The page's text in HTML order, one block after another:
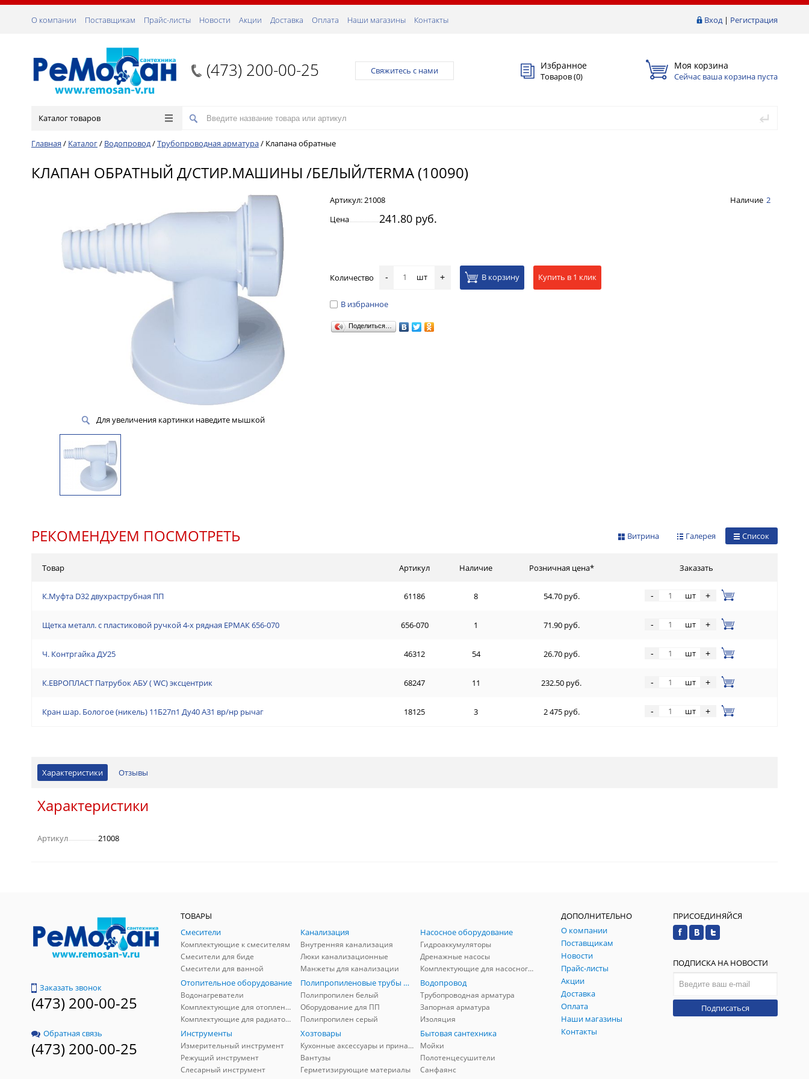
Вход| Регистрация
О компании Поставщикам Прайс-листы Новости Акции Доставка Оплата Наши магазины Контакты
(473) 200-00-25 Свяжитесь с нами Избранное
Товаров (0)
Моя корзина
Сейчас ваша корзина пуста
Каталог товаров
Главная / Каталог/ Водопровод/Трубопроводная арматура/ Клапана обратные
КЛАПАН ОБРАТНЫЙ Д/СТИР.МАШИНЫ /БЕЛЫЙ/TERMA (10090)
Для увеличения картинки наведите мышкой
Артикул: 21008 Наличие 2
Цена
241.80 руб.
Количество - шт + В корзину Купить в 1 клик
В избранное
Поделиться…
РЕКОМЕНДУЕМ ПОСМОТРЕТЬ Список
Галерея
Витрина
Товар Артикул Наличие Розничная цена* Заказать
К.Муфта D32 двухраструбная ПП 61186 8 54.70 руб. - шт +
Щетка металл. с пластиковой ручкой 4-х рядная ЕРМАК 656-070 656-070 1 71.90 руб. - шт +
Ч. Контргайка ДУ25 46312 54 26.70 руб. - шт +
К.ЕВРОПЛАСТ Патрубок АБУ ( WC) эксцентрик 68247 11 232.50 руб. - шт +
Кран шар. Бологое (никель) 11Б27п1 Ду40 А31 вр/нр рычаг 18125 3 2 475 руб. - шт +
Характеристики Отзывы
Характеристики
Артикул 21008
Заказать звонок
(473) 200-00-25
Обратная связь
(473) 200-00-25
ТОВАРЫ
Смесители
Комплектующие к смесителям
Смесители для биде
Смесители для ванной
Канализация
Внутренняя канализация
Люки канализационные
Манжеты для канализации
Насосное оборудование
Гидроаккумуляторы
Дренажные насосы
Комплектующие для насосного оборудования
Отопительное оборудование
Водонагреватели
Комплектующие для отопления
Комплектующие для радиаторов
Полипропиленовые трубы и фитинги
Полипропилен белый
Оборудование для ПП
Полипропилен серый
Водопровод
Трубопроводная арматура
Запорная арматура
Изоляция
Инструменты
Измерительный инструмент
Режущий инструмент
Слесарный инструмент
Хозтовары
Кухонные аксессуары и принадлежности
Вантузы
Герметизирующие материалы
Бытовая сантехника
Мойки
Полотенцесушители
Санфаянс
ДОПОЛНИТЕЛЬНО
О компании
Поставщикам
Новости
Прайс-листы
Акции
Доставка
Оплата
Наши магазины
Контакты
ПРИСОЕДИНЯЙСЯ
ПОДПИСКА НА НОВОСТИ
Подписаться